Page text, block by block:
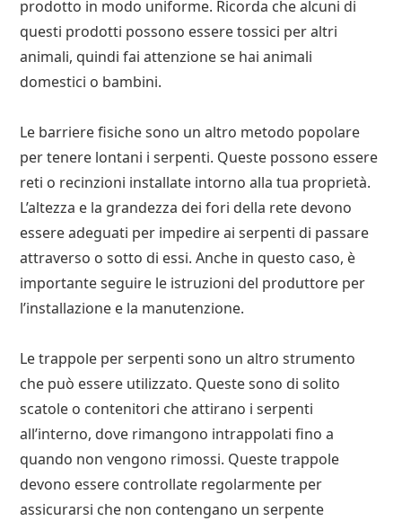
prodotto in modo uniforme. Ricorda che alcuni di
questi prodotti possono essere tossici per altri
animali, quindi fai attenzione se hai animali
domestici o bambini.
Le barriere fisiche sono un altro metodo popolare
per tenere lontani i serpenti. Queste possono essere
reti o recinzioni installate intorno alla tua proprietà.
L’altezza e la grandezza dei fori della rete devono
essere adeguati per impedire ai serpenti di passare
attraverso o sotto di essi. Anche in questo caso, è
importante seguire le istruzioni del produttore per
l’installazione e la manutenzione.
Le trappole per serpenti sono un altro strumento
che può essere utilizzato. Queste sono di solito
scatole o contenitori che attirano i serpenti
all’interno, dove rimangono intrappolati fino a
quando non vengono rimossi. Queste trappole
devono essere controllate regolarmente per
assicurarsi che non contengano un serpente